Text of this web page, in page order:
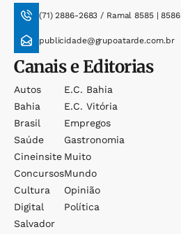
(71) 2886-2683 / Ramal 8585 | 8586
publicidade@grupoatarde.com.br
Canais e Editorias
Autos
Bahia
Brasil
Saúde
Cineinsite
Concursos
Cultura
Digital
Salvador
E.c. Bahia
E.c. Vitória
Empregos
Gastronomia
Muito
Mundo
Opinião
Política